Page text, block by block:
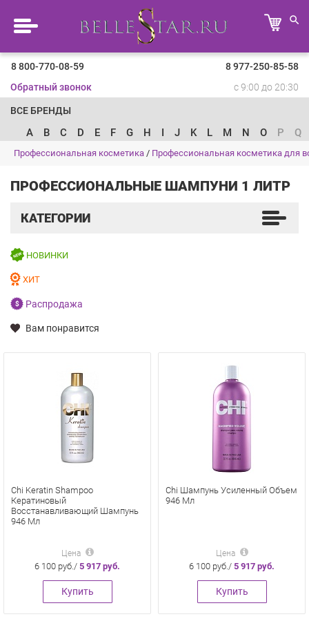
8 800-770-08-59
8 977-250-85-58
Обратный звонок
с 9:00 до 20:30
ВСЕ БРЕНДЫ
A B C D E F G H I J K L M N O P Q
Профессиональная косметика / Профессиональная косметика для
ПРОФЕССИОНАЛЬНЫЕ ШАМПУНИ 1 ЛИТР
КАТЕГОРИИ
НОВИНКИ
ХИТ
Распродажа
Вам понравится
Chi Keratin Shampoo
Кератиновый
Восстанавливающий Шампунь
946 Мл
Цена
6 100 руб./ 5 917 руб.
Купить
Chi Шампунь Усиленный Объем
946 Мл
Цена
6 100 руб./ 5 917 руб.
Купить